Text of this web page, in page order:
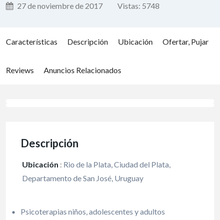
27 de noviembre de 2017 Vistas: 5748
Características Descripción Ubicación Ofertar, Pujar
Reviews Anuncios Relacionados
Descripción
Ubicación : Rio de la Plata, Ciudad del Plata,
Departamento de San José, Uruguay
Psicoterapias niños, adolescentes y adultos